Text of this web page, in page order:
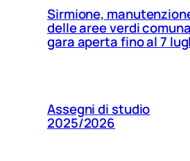
Sirmione,
delle aree verdi
gara aperta fino al 7
Assegni di studio
2025/2026